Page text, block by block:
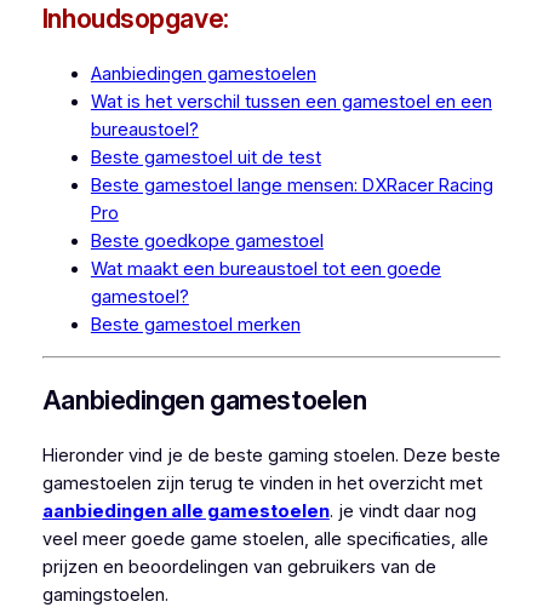
Inhoudsopgave:
Aanbiedingen gamestoelen
Wat is het verschil tussen een gamestoel en een
bureaustoel?
Beste gamestoel uit de test
Beste gamestoel lange mensen: DXRacer Racing
Pro
Beste goedkope gamestoel
Wat maakt een bureaustoel tot een goede
gamestoel?
Beste gamestoel merken
Aanbiedingen gamestoelen
Hieronder vind je de beste gaming stoelen. Deze beste
gamestoelen zijn terug te vinden in het overzicht met
aanbiedingen alle gamestoelen. je vindt daar nog
veel meer goede game stoelen, alle specificaties, alle
prijzen en beoordelingen van gebruikers van de
gamingstoelen.